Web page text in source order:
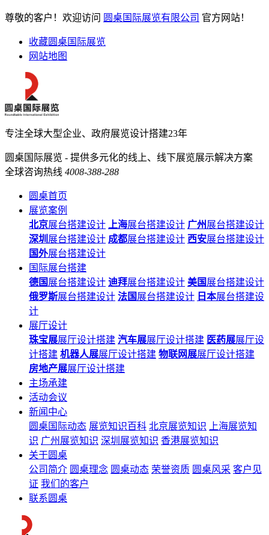
尊敬的客户！欢迎访问 圆桌国际展览有限公司 官方网站！
收藏圆桌国际展览
网站地图
专注全球大型企业、政府展览设计搭建23年
圆桌国际展览 - 提供多元化的线上、线下展览展示解决方案
全球咨询热线 4008-388-288
圆桌首页
展览案例
北京展台搭建设计 上海展台搭建设计 广州展台搭建设计
深圳 展台搭建设计 成都展台搭建设计 西安展台搭建设计
国外展台搭建设计
国际展台搭建
德国 展台搭建设计 迪拜展台搭建设计 美国 展台搭建设计
俄罗斯展台搭建设计 法国 展台搭建设计 日本展台搭建设
计
展厅设计
珠宝展展厅设计搭建 汽车展展厅设计搭建 医药展展厅设
计搭建 机器人展展厅设计搭建 物联网展展厅设计搭建
房地产展展厅设计搭建
主场承建
活动会议
新闻中心
圆桌国际动态 展览知识百科 北京展览知识
上海展览知
识 广州展览知识 深圳展览知识 香港展览知识
关于圆桌
公司简介 圆桌理念 圆桌动态 荣誉资质 圆桌风采 客户见
证 我们的客户
联系圆桌